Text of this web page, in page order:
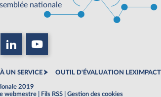
nationale
UN SERVICE OUTIL D'ÉVALUATION LEXIMPACT
2019
webmestre Fils RSS Gestion des cookies